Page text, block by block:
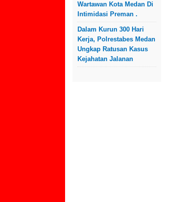
Wartawan Kota Medan Di
Intimidasi Preman .
Dalam Kurun 300 Hari
Kerja, Polrestabes Medan
Ungkap Ratusan Kasus
Kejahatan Jalanan